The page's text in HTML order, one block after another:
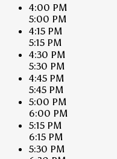
4:00 PM
5:00 PM
4:15 PM
5:15 PM
4:30 PM
5:30 PM
4:45 PM
5:45 PM
5:00 PM
6:00 PM
5:15 PM
6:15 PM
5:30 PM